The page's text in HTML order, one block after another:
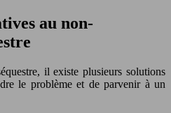
au non-
il existe plusieurs solutions
le problème et de parvenir à un